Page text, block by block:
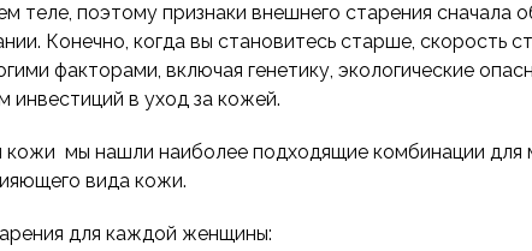
теле, поэтому признаки внешнего старения
Конечно, когда вы становитесь старше, скорость
факторами, включая генетику, экологические
инвестиций в уход за кожей.
мы нашли наиболее подходящие комбинации для
вида кожи.
для каждой женщины: